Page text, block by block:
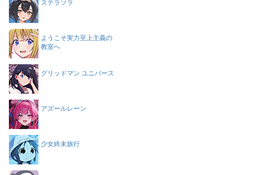
ステラソラ
ようこそ実力至上主義の
教室へ
グリッドマン ユニバース
アズールレーン
少女終末旅行